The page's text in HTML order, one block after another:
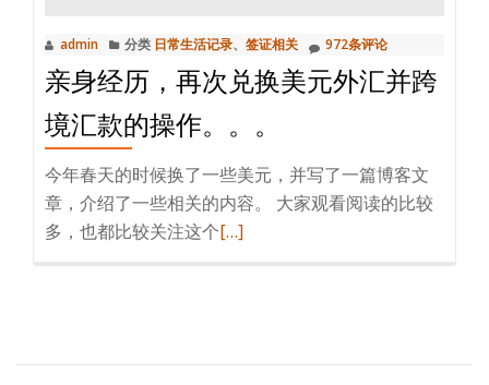
admin 分类 日常生活记录、 签证相关 972条评论
亲身经历，再次兑换美元外汇并跨
境汇款的操作。。。
今年春天的时候换了一些美元，并写了一篇博客文
章，介绍了一些相关的内容。 大家观看阅读的比较
多，也都比较关注这个阅
身
[…]